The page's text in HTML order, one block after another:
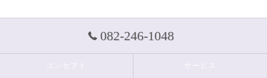
082-246-1048
サービス